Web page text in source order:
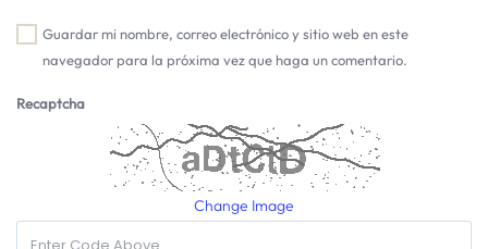
Guardar mi nombre, correo electrónico y sitio web en este
navegador para la próxima vez que haga un comentario.
Recaptcha
Change Image